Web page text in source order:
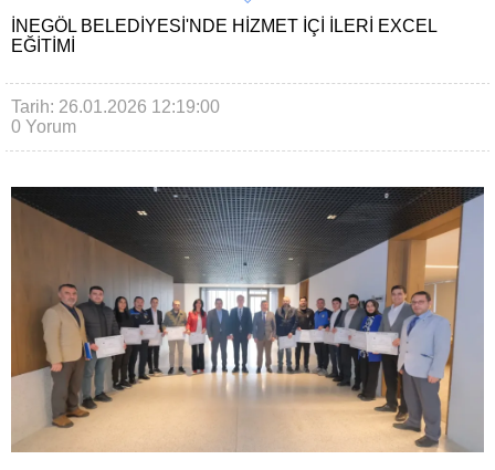
İNEGÖL BELEDIYESI'NDE HIZMET IÇI ILERI EXCEL
EĞITIMI
Tarih: 26.01.2026 12:19:00
0 Yorum